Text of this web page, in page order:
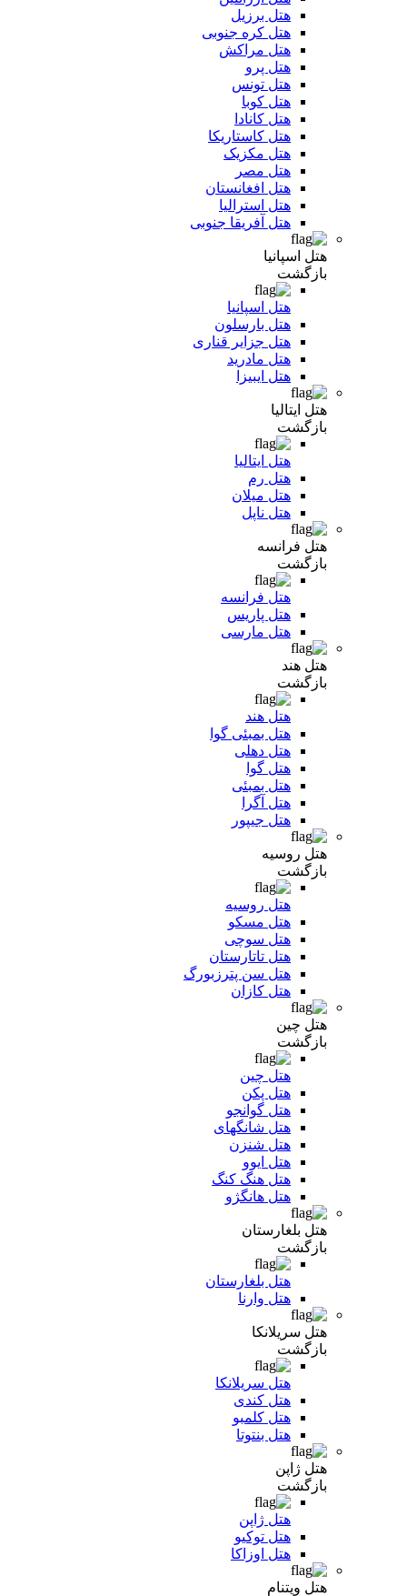
هتل برزیل
هتل کره جنوبی
هتل مراکش
هتل پرو
هتل تونس
هتل کوبا
هتل کانادا
هتل کاستاریکا
هتل مکزیک
هتل مصر
هتل افغانستان
هتل استرالیا
هتل آفریقا جنوبی
هتل اسپانیا
بازگشت
هتل اسپانیا
هتل بارسلون
هتل جزایر قناری
هتل مادرید
هتل ایبیزا
هتل ایتالیا
بازگشت
هتل ایتالیا
هتل رم
هتل میلان
هتل ناپل
هتل فرانسه
بازگشت
هتل فرانسه
هتل پاریس
هتل مارسی
هتل هند
بازگشت
هتل هند
هتل بمبئی گوا
هتل دهلی
هتل گوا
هتل بمبئی
هتل آگرا
هتل جیپور
هتل روسیه
بازگشت
هتل روسیه
هتل مسکو
هتل سوچی
هتل تاتارستان
هتل سن پترزبورگ
هتل کازان
هتل چین
بازگشت
هتل چین
هتل پکن
هتل گوانجو
هتل شانگهای
هتل شنزن
هتل ایوو
هتل هنگ کنگ
هتل هانگژو
هتل بلغارستان
بازگشت
هتل بلغارستان
هتل وارنا
هتل سریلانکا
بازگشت
هتل سریلانکا
هتل کندی
هتل کلمبو
هتل بنتوتا
هتل ژاپن
بازگشت
هتل ژاپن
هتل توکیو
هتل اوزاکا
هتل ویتنام